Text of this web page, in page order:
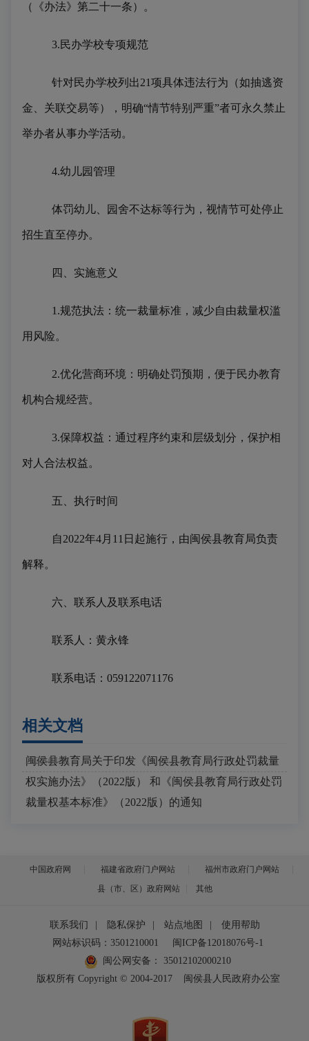
（《办法》第二十一条）。
3.民办学校专项规范
针对民办学校列出21项具体违法行为（如抽逃资
金、关联交易等），明确“情节特别严重”者可永久禁止
举办者从事办学活动。
4.幼儿园管理
体罚幼儿、园舍不达标等行为，视情节可处停止
招生直至停办。
四、实施意义
1.规范执法：统一裁量标准，减少自由裁量权滥
用风险。
2.优化营商环境：明确处罚预期，便于民办教育
机构合规经营。
3.保障权益：通过程序约束和层级划分，保护相
对人合法权益。
五、执行时间
自2022年4月11日起施行，由闽侯县教育局负责
解释。
六、联系人及联系电话
联系人：黄永锋
联系电话： 059122071176
相关文档
2022-04-11
闽侯县教育局关于印发《闽侯县教育局行政处罚裁量
权实施办法》（2022版） 和《闽侯县教育局行政处罚
裁量权基本标准》（2022版）的通知
中国政府网 福建省政府门户网站
福州市政府门户网站
县（市、区）政府网站
其他
联系我们 隐私保护 站点地图
使用帮助
网站标识码：3501210001
闽ICP备12018076号-1
闽公网安备：
35012102000210
版权所有 Copyright © 2004-2017
闽侯县人民政府办公室